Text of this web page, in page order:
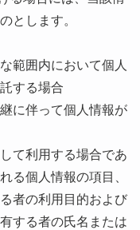
とします。
範囲内において個人
する場合
に伴って個人情報が
て利用する場合であ
る個人情報の項目、
者の利用目的および
する者の氏名または